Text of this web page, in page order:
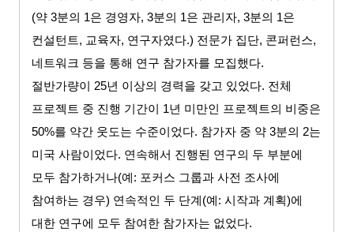
(약 3분의 1은 경영자, 3분의 1은 관리자, 3분의 1은
컨설턴트, 교육자, 연구자였다.) 전문가 집단, 콘퍼런스,
네트워크 등을 통해 연구 참가자를 모집했다.
절반가량이
25년 이상의 경력을 갖고 있었다. 전체
프로젝트 중 진행 기간이
1년 미만인 프로젝트의 비중은
50%를 약간 웃도는 수준이었다. 참가자 중 약 3분의 2는
미국 사람이었다. 연속해서 진행된 연구의 두 부분에
모두 참가하거나(예 : 포커스 그룹과 사전 조사에
참여하는 경우) 연속적인 두 단계 (예 :시작과 계획)에
대한 연구에 모두 참여한 참가자는 없었다.